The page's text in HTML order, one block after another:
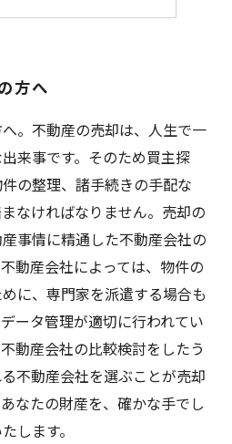
方へ
。不動産の売却は、人生で一
来事です。そのため買主探
の整理、諸手続きの手配な
なければなりません。売却の
事情に精通した不動産会社の
動産会社によっては、物件の
に、専門家を派遣する場合も
ータ管理が適切に行われてい
動産会社の比較検討をしたう
不動産会社を選ぶことが売却
なたの財産を、確かな手でし
します。